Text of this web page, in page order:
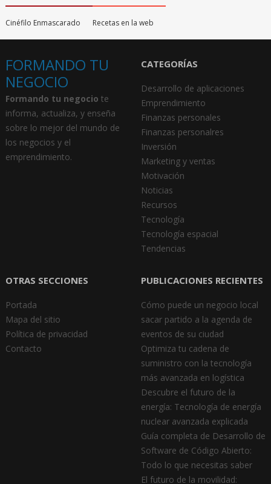
Cinéfilo Enmascarado Recetas en la web
FORMANDO TU
NEGOCIO
Formando tu negocio te
informa, actualiza, y enseña
sobre lo mejor del mundo de
los negocios y el
emprendimiento.
CATEGORÍAS
Desarrollo de aplicaciones
Emprendimiento
Finanzas personales
Finanzas personalres
Inversión
Marketing y ventas
Motivación
Noticias
Recursos
Tecnología
Tecnología espacial
Tendencias
OTRAS SECCIONES
Portada
Mapa del sitio
Política de privacidad
Contacto
PUBLICACIONES RECIENTES
Cómo puede un negocio local
sacar partido a la agenda de
eventos de su ciudad
Optimiza tu cadena de
suministro con la tecnología
más avanzada en logística
Descubre el futuro de la
energía: Tecnología de energía
nuclear avanzada explicada
Guía completa de Desarrollo de
Software de Código Abierto:
Todo lo que necesitas saber
El futuro de la movilidad: